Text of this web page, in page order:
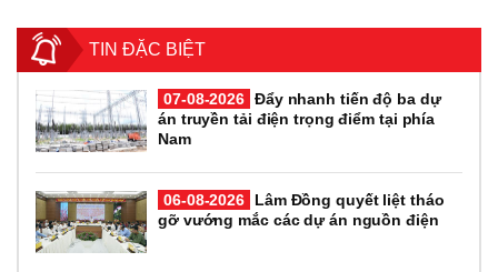
TIN ĐẶC BIỆT
07-08-2026 Đẩy nhanh tiến độ ba dự
án truyền tải điện trọng điểm tại phía
Nam
06-08-2026
Lâm Đồng quyết liệt tháo
gỡ vướng mắc các dự án nguồn điện